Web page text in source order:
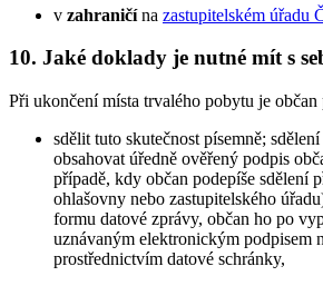
v zahraničína zastupitelském úřadu
10. Jaké doklady je nutné mít s
Při ukončení místa trvalého pobytu je občan
sdělit tuto skutečnost písemně;
obsahovat úředně ověřený podpis
případě, kdy občan podepíše sdělení
ohlašovny nebo zastupitelského
formu datové zprávy, občan ho po
uznávaným elektronickým podpisem
prostřednictvím datové schránky,